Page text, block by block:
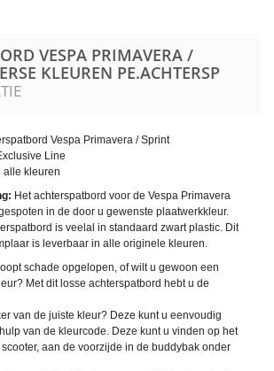
VESPA PRIMAVERA /
KLEUREN PE.ACHTERSP
Vespa Primavera / Sprint
Line
alle kleuren
Het achterspatbord voor de Vespa Primavera
in de door u gewenste plaatwerkkleur.
is veelal in standaard zwart plastic. Dit
is leverbaar in alle originele kleuren.
schade opgelopen, of wilt u gewoon een
Met dit losse achterspatbord hebt u de
van de juiste kleur? Deze kunt u eenvoudig
van de kleurcode. Deze kunt u vinden op het
aan de voorzijde in de buddybak onder